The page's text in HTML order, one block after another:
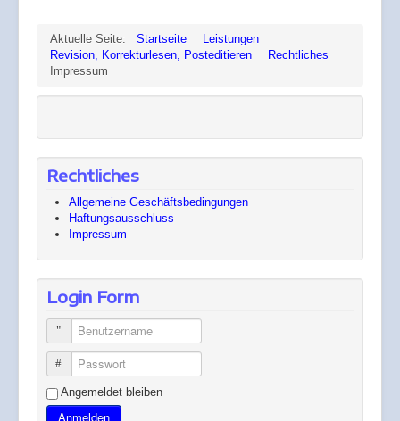
Aktuelle Seite: Startseite
Leistungen
Revision, Korrekturlesen, Posteditieren
Rechtliches
Impressum
Rechtliches
Allgemeine Geschäftsbedingungen
Haftungsausschluss
Impressum
Login Form
Benutzername
Passwort
Angemeldet bleiben
Anmelden